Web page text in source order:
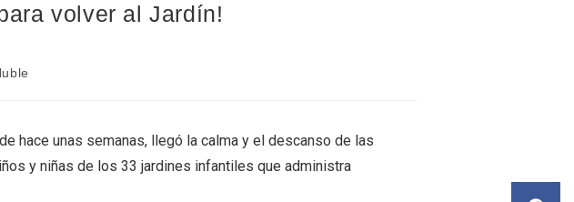
volver al Jardín!
hace unas semanas, llegó la calma y el descanso de las
y niñas de los 33 jardines infantiles que administra